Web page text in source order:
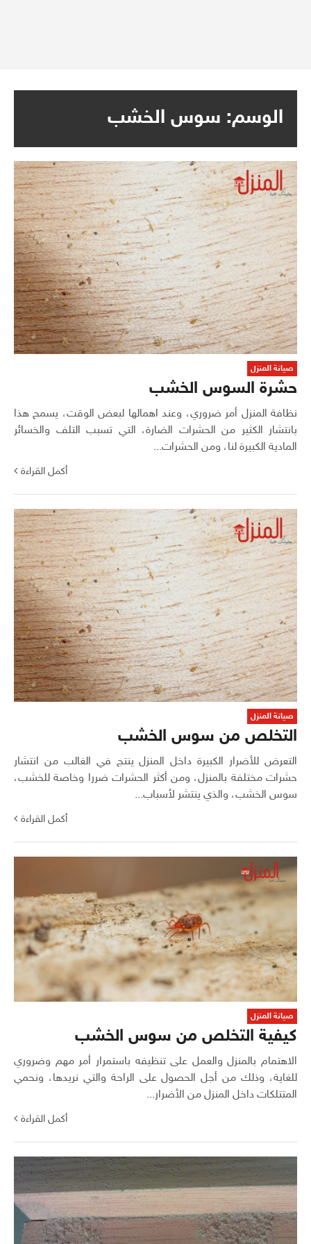
الوسم: سوس الخشب
صيانة المنزل
حشرة السوس الخشب
نظافة المنزل أمر ضروري، وعند اهمالها لبعض الوقت، يسمح هذا
بانتشار الكثير من الحشرات الضارة، التي تسبب التلف والخسائر
المادية الكبيرة لنا، ومن الحشرات...
أكمل القراءة
صيانة المنزل
التخلص من سوس الخشب
التعرض للأضرار الكبيرة داخل المنزل ينتج في الغالب من انتشار
حشرات مختلفة بالمنزل، ومن أكثر الحشرات ضررا وخاصة للخشب،
سوس الخشب، والذي ينتشر لأسباب...
أكمل القراءة
صيانة المنزل
كيفية التخلص من سوس الخشب
الاهتمام بالمنزل والعمل على تنظيفه باستمرار أمر مهم وضروري
للغاية، وذلك من أجل الحصول على الراحة والتي نريدها، ونحمي
المتتلكات داخل المنزل من الأضرار...
أكمل القراءة